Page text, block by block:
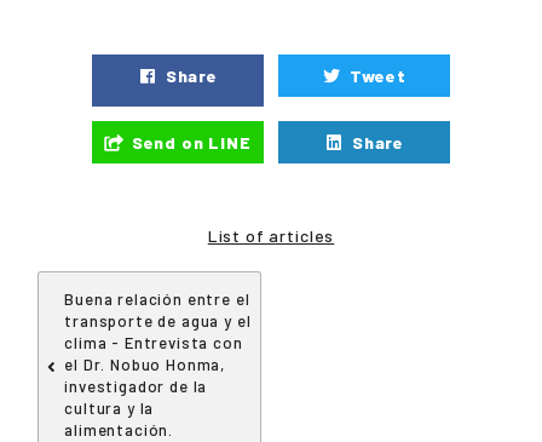
Share Tweet
Send on LINE Share
List of articles
Buena relación entre el
transporte de agua y el
clima - Entrevista con
el Dr. Nobuo Honma,
investigador de la
cultura y la
alimentación.